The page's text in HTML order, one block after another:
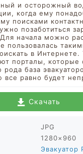
и осторожный
когда ему
поисками
позаботиться
Для начала можно
пользовалась
в Интернете.
порталы, которые
рода база
равно будет
Скачать
JPG
1280×960
Эвакуатор